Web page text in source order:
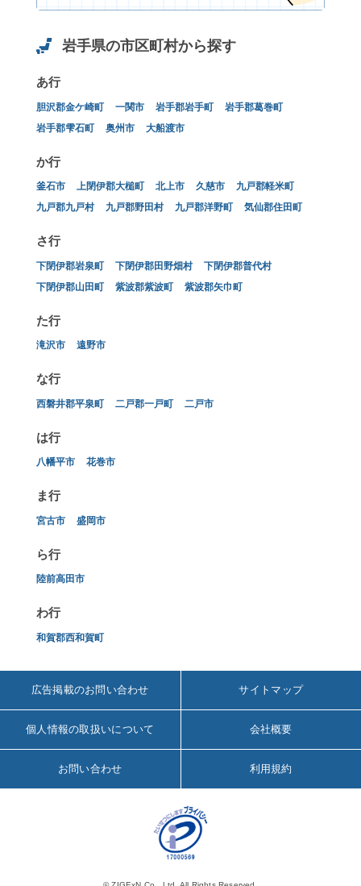
岩手県の市区町村から探す
あ行
胆沢郡金ケ崎町 一関市 岩手郡岩手町
岩手郡葛巻町
岩手郡雫石町
奥州市 大船渡市
か行
釜石市 上閉伊郡大槌町 北上市 久慈市
九戸郡軽米町
九戸郡九戸村
九戸郡野田村 九戸郡洋野町 気仙郡住田町
さ行
下閉伊郡岩泉町 下閉伊郡田野畑村
下閉伊郡普代村
下閉伊郡山田町
紫波郡紫波町 紫波郡矢巾町
た行
滝沢市 遠野市
な行
西磐井郡平泉町 二戸郡一戸町 二戸市
は行
八幡平市 花巻市
ま行
宮古市 盛岡市
ら行
陸前高田市
わ行
和賀郡西和賀町
広告掲載のお問い合わせ サイトマップ
個人情報の取扱いについて 会社概要
お問い合わせ 利用規約